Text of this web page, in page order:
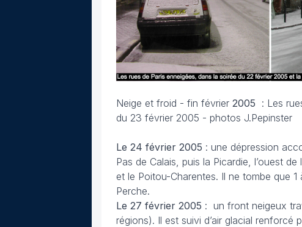
Neige et froid - fin février 2005 : Les
du 23 février 2005 - photos J.Pepinster
Le 24 février 2005 : une dépression
Pas de Calais, puis la Picardie, l’ouest
et le Poitou-Charentes. Il ne tombe que
Perche.
Le 27 février 2005 : un front neigeux
régions). Il est suivi d’air glacial